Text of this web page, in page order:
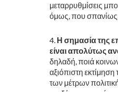
μεταρρυθμίσεις
όμως, που σπανίως
Η σημασία της
είναι απολύτως
δηλαδή, ποιά
αξιόπιστη
των μέτρων